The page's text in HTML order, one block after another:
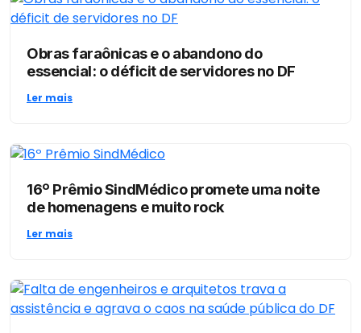
Obras faraônicas e o abandono do
essencial: o déficit de servidores no DF
Ler mais
16º Prêmio SindMédico promete uma noite
de homenagens e muito rock
Ler mais